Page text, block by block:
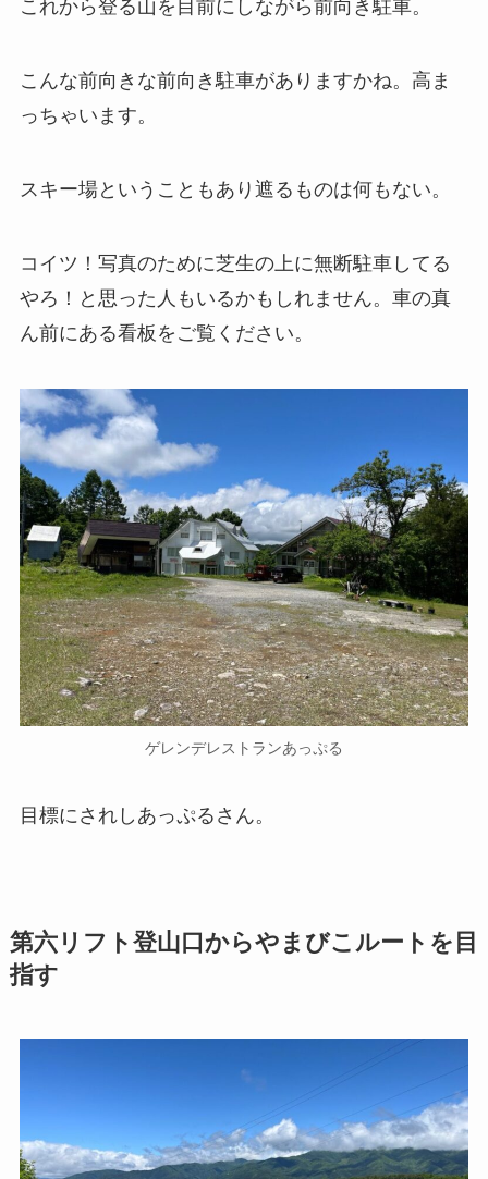
これから登る山を目前にしながら前向き駐車。
こんな前向きな前向き駐車がありますかね。高ま
っちゃいます。
スキー場ということもあり遮るものは何もない。
コイツ！写真のために芝生の上に無断駐車してる
やろ！と思った人もいるかもしれません。車の真
ん前にある看板をご覧ください。
ゲレンデレストランあっぷる
目標にされしあっぷるさん。
第六リフト登山口からやまびこルートを目
指す